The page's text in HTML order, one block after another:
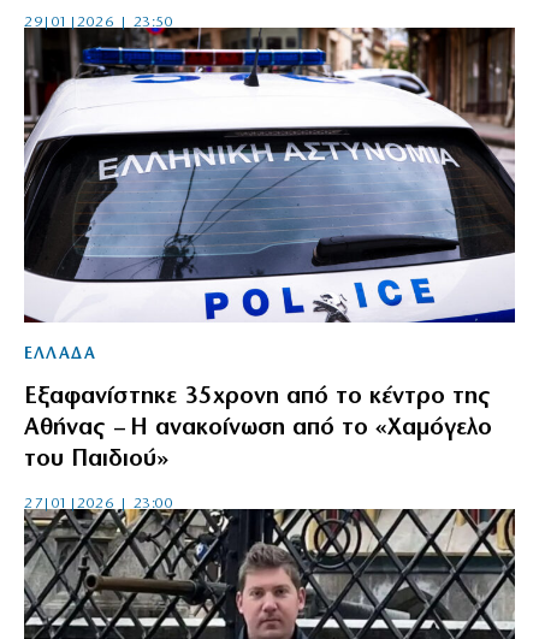
29|01|2026 | 23:50
ΕΛΛΑΔΑ
Εξαφανίστηκε 35χρονη από το κέντρο της
Αθήνας – Η ανακοίνωση από το «Χαμόγελο
του Παιδιού»
27|01|2026 | 23:00